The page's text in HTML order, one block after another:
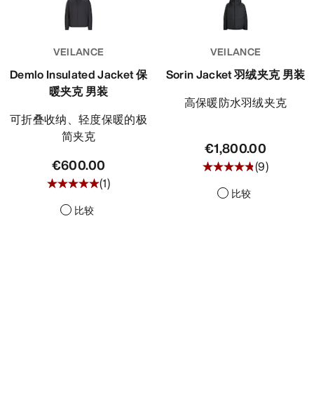
VEILANCE
Demlo Insulated Jacket 保
暖夹克 男装
可折叠收纳、轻度保暖的极
简夹克
€600.00
(1)
比较
VEILANCE
Sorin Jacket 羽绒夹克 男装
高保暖防水羽绒夹克
€1,800.00
(9)
比较